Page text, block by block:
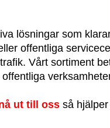
lösningar som
offentliga
Vårt sortiment
ut till ossså hjälper